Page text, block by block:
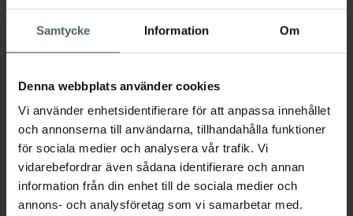
Samtycke Information Om
Denna webbplats använder cookies
Vi använder enhetsidentifierare för att anpassa innehållet
och annonserna till användarna, tillhandahålla funktioner
för sociala medier och analysera vår trafik. Vi
vidarebefordrar även sådana identifierare och annan
information från din enhet till de sociala medier och
annons- och analysföretag som vi samarbetar med.
flytande highlighter som återfuktar huden och
formulan innehåller återfuktande nordiska
alger, lystergivande nordisk mjölkört och
lugnande E-vitamin som gör omedelbart
huden jämnare och mer strålande.
Jämförpris 23,27 kr/ml
EAN:06412600836592